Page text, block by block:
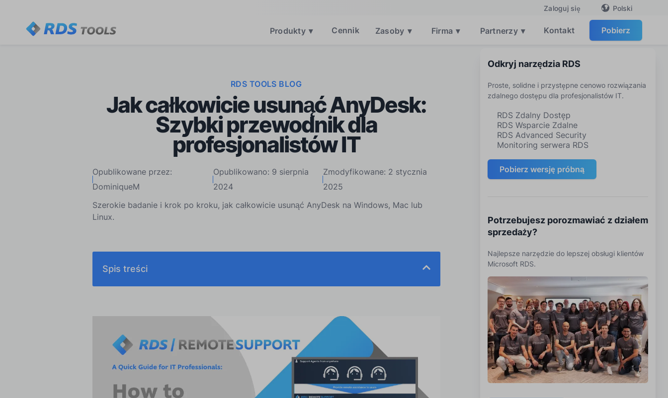
Zaloguj się Polski
Produkty ▾ Cennik Zasoby ▾ Firma ▾ Partnerzy ▾ Kontakt Pobierz
RDS TOOLS BLOG
Jak całkowicie usunąć AnyDesk:
Szybki przewodnik dla
profesjonalistów IT
Opublikowane przez:
DominiqueM
Opublikowano: 9 sierpnia
2024
Zmodyfikowane: 2 stycznia
2025
Szerokie badanie i krok po kroku, jak całkowicie usunąć AnyDesk na Windows, Mac lub
Linux.
Spis treści
Jak całkowicie usunąć AnyDesk z systemu: Windows
Jak całkowicie usunąć AnyDesk z systemu: Mac OS
Jak całkowicie usunąć AnyDesk z systemu: Linux
Wnioski dotyczące usunięcia AnyDesk całkowicie
Odkryj narzędzia RDS
Proste, solidne i przystępne cenowo rozwiązania
zdalnego dostępu dla profesjonalistów IT.
RDS Zdalny Dostęp
RDS Wsparcie Zdalne
RDS Advanced Security
Monitoring serwera RDS
Pobierz wersję próbną
Potrzebujesz porozmawiać z działem
sprzedaży?
Najlepsze narzędzie do lepszej obsługi klientów
Microsoft RDS.